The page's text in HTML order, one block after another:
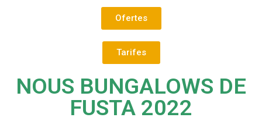
Parcel·les
Ofertes
Tarifes
NOUS BUNGALOWS DE
FUSTA 2022